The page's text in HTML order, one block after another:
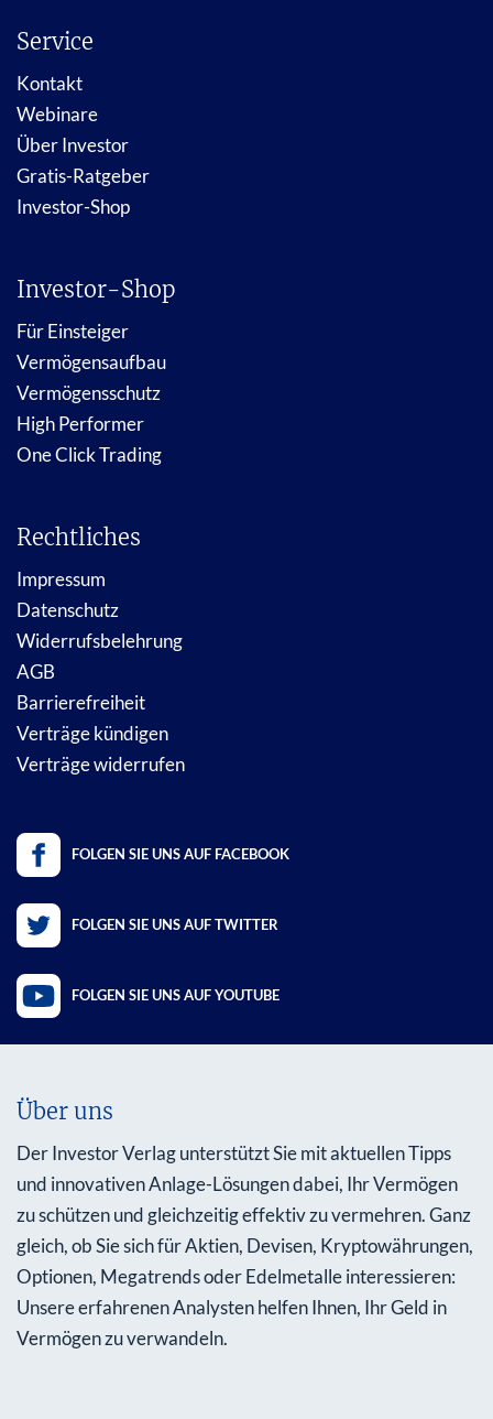
Service
Kontakt
Webinare
Über Investor
Gratis-Ratgeber
Investor-Shop
Investor-Shop
Für Einsteiger
Vermögensaufbau
Vermögensschutz
High Performer
One Click Trading
Rechtliches
Impressum
Datenschutz
Widerrufsbelehrung
AGB
Barrierefreiheit
Verträge kündigen
Verträge widerrufen
FOLGEN SIE UNS AUF FACEBOOK
FOLGEN SIE UNS AUF TWITTER
FOLGEN SIE UNS AUF YOUTUBE
Über uns
Der Investor Verlag unterstützt Sie mit aktuellen Tipps
und innovativen Anlage-Lösungen dabei, Ihr Vermögen
zu schützen und gleichzeitig effektiv zu vermehren. Ganz
gleich, ob Sie sich für Aktien, Devisen, Kryptowährungen,
Optionen, Megatrends oder Edelmetalle interessieren:
Unsere erfahrenen Analysten helfen Ihnen, Ihr Geld in
Vermögen zu verwandeln.